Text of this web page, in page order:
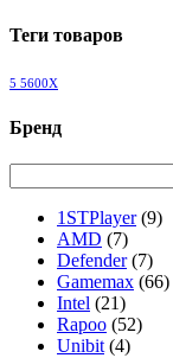
Теги товаров
5 5600X
Бренд
1STPlayer (9)
AMD (7)
Defender (7)
Gamemax (66)
Intel (21)
Rapoo (52)
Unibit (4)